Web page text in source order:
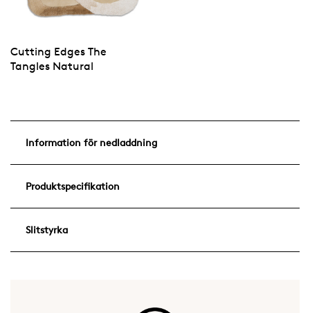
Cutting Edges The
Tangles Natural
Information för nedladdning
Produktspecifikation
Slitstyrka